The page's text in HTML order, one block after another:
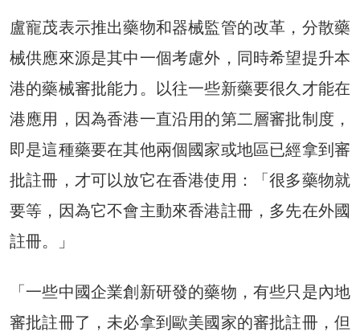
盧寵茂表示推出藥物和器械監管的改革，分散藥
械供應來源是其中一個考慮外，同時希望提升本
港的藥械審批能力。以往一些新藥要很久才能在
港應用，因為香港一直沿用的第二層審批制度，
即是這種藥要在其他兩個國家或地區已經拿到審
批註冊，才可以放它在香港使用：「很多藥物就
要等，因為它不會主動來香港註冊，多先在外國
註冊。」
「一些中國企業創新研發的藥物，有些只是內地
審批註冊了，未必拿到歐美國家的審批註冊，但